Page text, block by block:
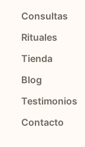
Consultas
Rituales
Tienda
Blog
Testimonios
Contacto